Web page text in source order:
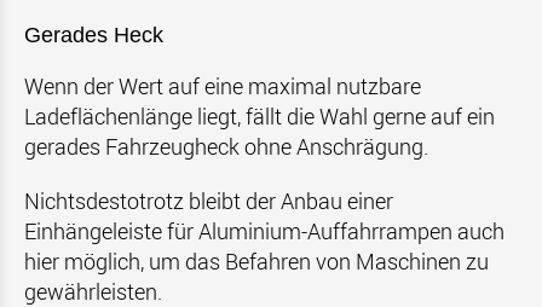
Gerades Heck
Wenn der Wert auf eine maximal nutzbare
Ladeflächenlänge liegt, fällt die Wahl gerne auf ein
gerades Fahrzeugheck ohne Anschrägung.
Nichtsdestotrotz bleibt der Anbau einer
Einhängeleiste für Aluminium-Auffahrrampen auch
hier möglich, um das Befahren von Maschinen zu
gewährleisten.